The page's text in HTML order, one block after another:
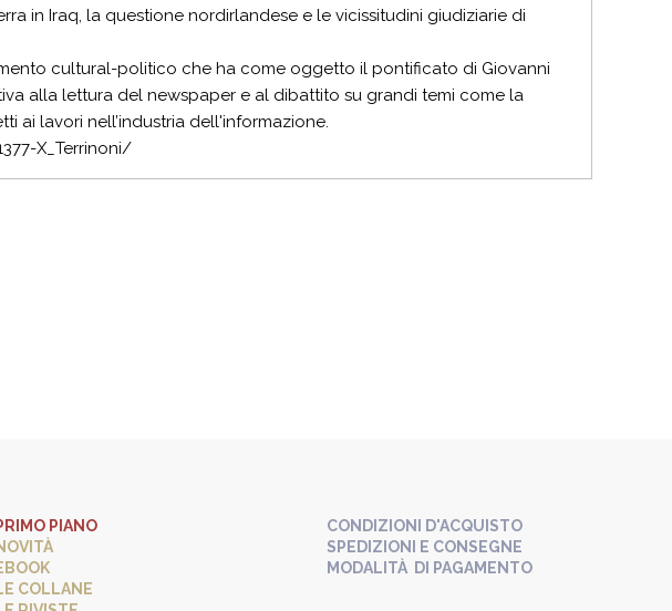
in Iraq, la questione nordirlandese e le vicissitudini giudiziarie di
cultural-politico che ha come oggetto il pontificato di Giovanni
alla lettura del newspaper e al dibattito su grandi temi come la
ai lavori nell’industria dell'informazione.
X_Terrinoni/
PIANO
COLLANE
CONDIZIONI D'ACQUISTO
SPEDIZIONI E CONSEGNE
MODALITÀ DI PAGAMENTO